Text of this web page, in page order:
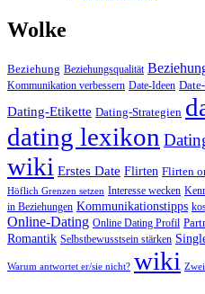
Wolke
Beziehung Beziehungsqualität
Kommunikation verbessern Date-Ideen
Dating-Etikette Dating-Strategien
dating lexikon
wiki Erstes Date Flirten Flirten
Höflich Grenzen setzen Interesse wecken
in Beziehungen Kommunikationstipps
Online-Dating Online Dating Profil
Romantik Selbstbewusstsein stärken
Warum antwortet er/sie nicht? wiki